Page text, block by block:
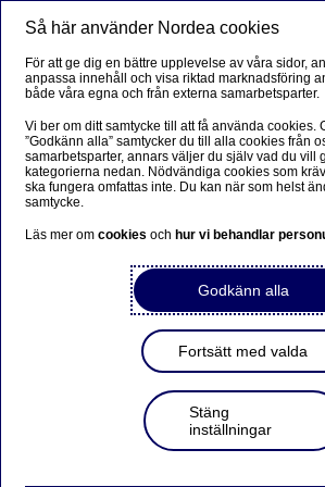
Frågor och svar om
utbetalningskort
Ett utbetalningskort kallas även
värdeavi och är en utbetalning som
av ett företag. Här finns svar på
Utbetalningskort
Så här använder Nordea cookies
För att ge dig en bättre upplevelse av våra sidor,
anpassa innehåll och visa riktad marknadsföring
både våra egna och från externa samarbetsparter.
Vi ber om ditt samtycke till att få använda cookies.
”Godkänn alla” samtycker du till alla cookies från
samarbetsparter, annars väljer du själv vad du vill
kategorierna nedan. Nödvändiga cookies som
ska fungera omfattas inte. Du kan när som helst
samtycke.
Läs mer omcookiesoch hur vi behandlar
Godkänn alla
Fortsätt med valda
Stäng
inställningar